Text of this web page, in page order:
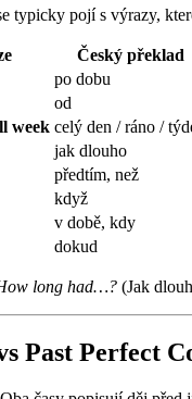
typicky pojí s výrazy,
Český překlad
po dobu
od
week celý den / ráno /
jak dlouho
předtím, než
když
v době, kdy
dokud
long had…? (Jak
Past Perfect